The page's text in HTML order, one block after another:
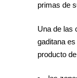
primas de
Una de las
gaditana
producto